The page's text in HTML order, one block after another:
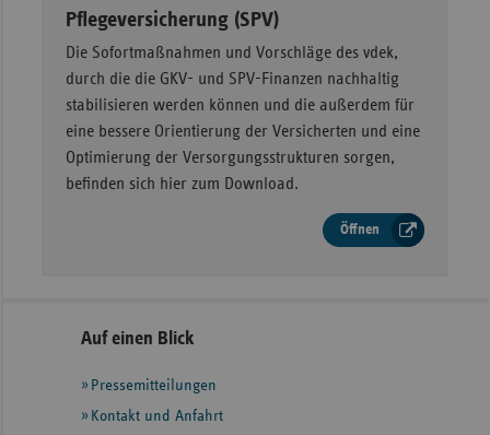
Pflegeversicherung (SPV)
Die Sofortmaßnahmen und Vorschläge des vdek,
durch die die GKV- und SPV-Finanzen nachhaltig
stabilisieren werden können und die außerdem für
eine bessere Orientierung der Versicherten und eine
Optimierung der Versorgungsstrukturen sorgen,
befinden sich hier zum Download.
Öffnen
Seitennavigation
Seitenleiste
weiteren
Informationen
Auf einen Blick
Pressemitteilungen
Kontakt und Anfahrt